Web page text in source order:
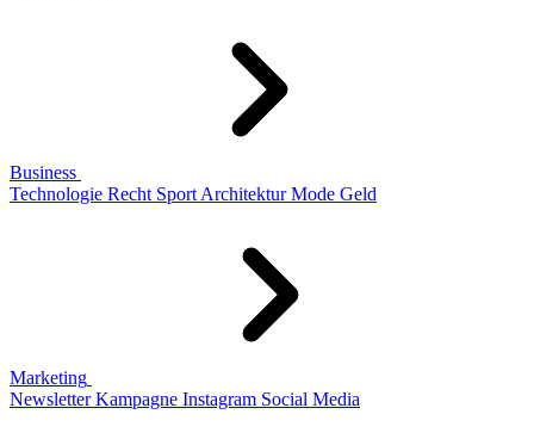
Business
Technologie Recht Sport Architektur Mode Geld
Marketing
Newsletter Kampagne Instagram Social Media